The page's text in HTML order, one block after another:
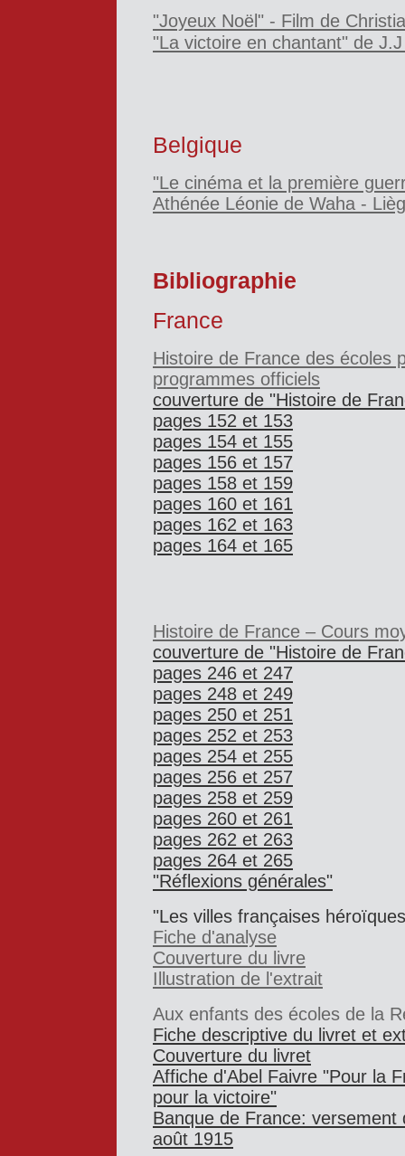
"Joyeux Noël" - Film de
"La victoire en chantant" de
Belgique
"Le cinéma et la première
Athénée Léonie de Waha -
Bibliographie
France
Histoire de France des écoles
programmes officiels
couverture de "Histoire de
pages 152 et 153
pages 154 et 155
pages 156 et 157
pages 158 et 159
pages 160 et 161
pages 162 et 163
pages 164 et 165
Histoire de France – Cours
couverture de "Histoire de
pages 246 et 247
pages 248 et 249
pages 250 et 251
pages 252 et 253
pages 254 et 255
pages 256 et 257
pages 258 et 259
pages 260 et 261
pages 262 et 263
pages 264 et 265
"Réflexions générales"
"Les villes françaises
Fiche d'analyse
Couverture du livre
Illustration de l'extrait
Aux enfants des écoles de la
Fiche descriptive du livret et
Couverture du livret
Affiche d'Abel Faivre "Pour la
pour la victoire"
Banque de France:
août 1915